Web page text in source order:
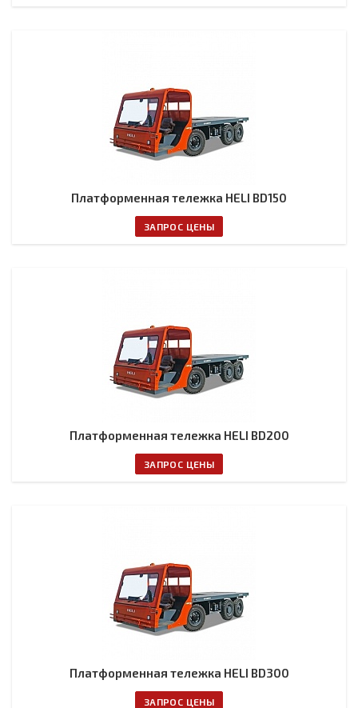
Платформенная тележка HELI BD150
ЗАПРОС ЦЕНЫ
Платформенная тележка HELI BD200
ЗАПРОС ЦЕНЫ
Платформенная тележка HELI BD300
ЗАПРОС ЦЕНЫ